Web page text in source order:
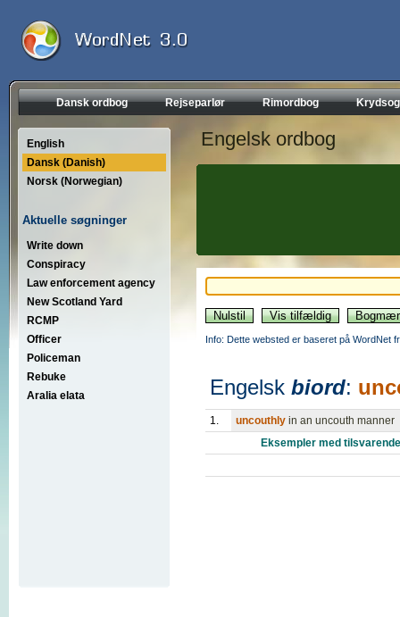
Dansk ordbog Rejseparlør Rimordbog
English
Dansk (Danish)
Norsk (Norwegian)
Aktuelle søgninger
Write down
Conspiracy
Law enforcement agency
New Scotland Yard
RCMP
Officer
Policeman
Rebuke
Aralia elata
Engelsk ordbog
Info: Dette websted er baseret på WordNet
Engelsk biord:
1. uncouthly in an uncouth manner
Eksempler med